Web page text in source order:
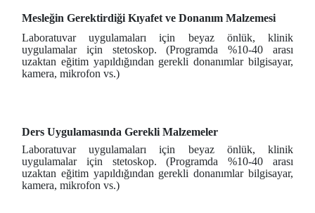
Mesleğin Gerektirdiği Kıyafet ve Donanım Malzemesi
Laboratuvar uygulamaları için beyaz önlük, klinik
uygulamalar için stetoskop. (Programda %10-40 arası
uzaktan eğitim yapıldığından gerekli donanımlar bilgisayar,
kamera, mikrofon vs.)
Ders Uygulamasında Gerekli Malzemeler
Laboratuvar uygulamaları için beyaz önlük, klinik
uygulamalar için stetoskop. (Programda %10-40 arası
uzaktan eğitim yapıldığından gerekli donanımlar bilgisayar,
kamera, mikrofon vs.)